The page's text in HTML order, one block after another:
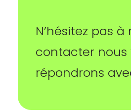
N’hésitez pas à
contacter nous
répondrons